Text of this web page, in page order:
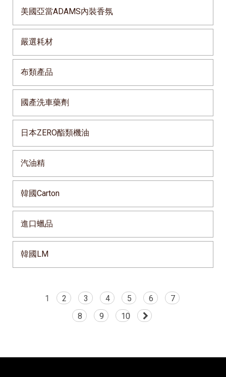
美國亞當ADAMS內裝香氛
嚴選耗材
布類產品
國產洗車藥劑
日本ZERO酯類機油
汽油精
韓國Carton
進口蠟品
韓國LM
1 2 3 4 5 6
7
8
9 10